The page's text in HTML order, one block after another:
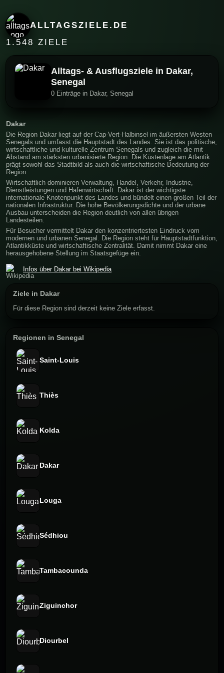
ALLTAGSZIELE.DE
1.548 ZIELE
Alltags- & Ausflugsziele in Dakar,
Senegal
0 Einträge in Dakar, Senegal
Dakar
Die Region Dakar liegt auf der Cap-Vert-Halbinsel im äußersten Westen
Senegals und umfasst die Hauptstadt des Landes. Sie ist das politische,
wirtschaftliche und kulturelle Zentrum Senegals und zugleich die mit
Abstand am stärksten urbanisierte Region. Die Küstenlage am Atlantik
prägt sowohl das Stadtbild als auch die wirtschaftische Bedeutung der
Region.
Wirtschaftlich dominieren Verwaltung, Handel, Verkehr, Industrie,
Dienstleistungen und Hafenwirtschaft. Dakar ist der wichtigste
internationale Knotenpunkt des Landes und bündelt einen großen Teil der
nationalen Infrastruktur. Die hohe Bevölkerungsdichte und der urbane
Ausbau unterscheiden die Region deutlich von allen übrigen
Landesteilen.
Für Besucher vermittelt Dakar den konzentriertesten Eindruck vom
modernen und urbanen Senegal. Die Region steht für Hauptstadtfunktion,
Atlantikküste und wirtschaftische Zentralität. Damit nimmt Dakar eine
herausgehobene Stellung im Staatsgefüge ein.
Infos über Dakar bei Wikipedia
Ziele in Dakar
Für diese Region sind derzeit keine Ziele erfasst.
Regionen in Senegal
Saint-Louis
Thiès
Kolda
Dakar
Louga
Sédhiou
Tambacounda
Ziguinchor
Diourbel